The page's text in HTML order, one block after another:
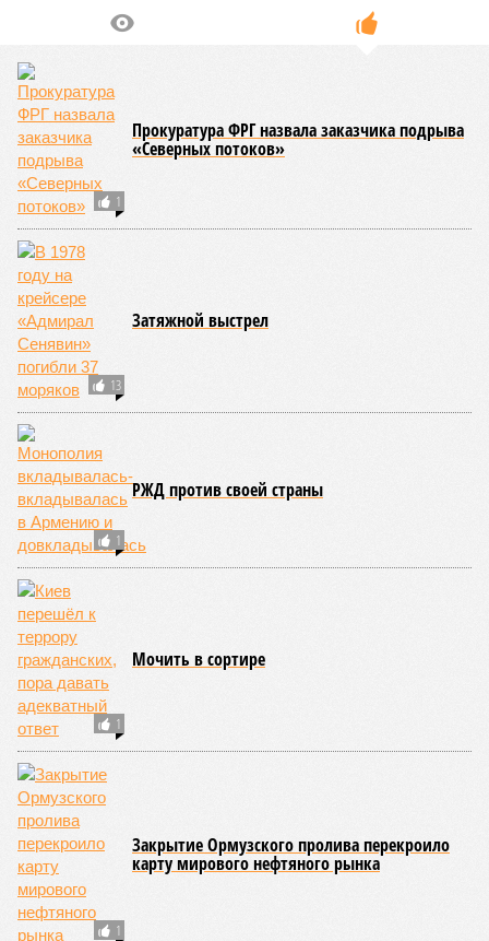
1
Прокуратура ФРГ назвала заказчика подрыва
«Северных потоков»
13
Затяжной выстрел
1
РЖД против своей страны
1
Мочить в сортире
1
Закрытие Ормузского пролива перекроило
карту мирового нефтяного рынка